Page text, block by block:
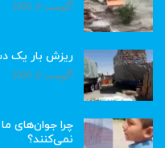
آگوست 6, 2026
ریزش بار یک
آگوست 6, 2026
چرا جوان‌های
نمی‌کنند؟